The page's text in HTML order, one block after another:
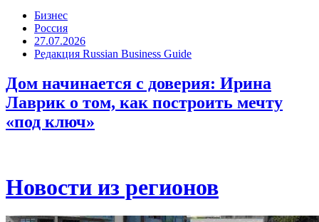
Бизнес
Россия
27.07.2026
Редакция Russian Business Guide
Дом начинается с доверия: Ирина
Лаврик о том, как построить мечту
«под ключ»
Новости из регионов